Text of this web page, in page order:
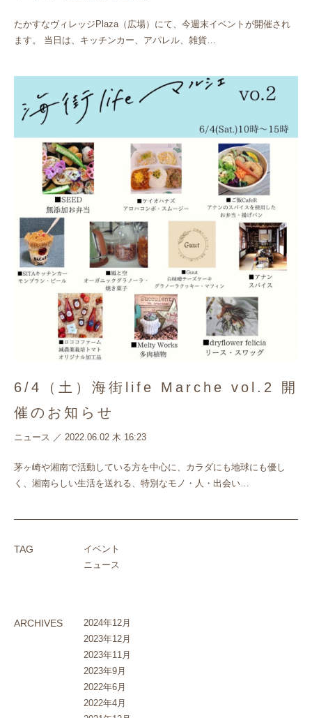
たかすなヴィレッジPlaza（広場）にて、今週末イベントが開催され
ます。 当日は、キッチンカー、アパレル、雑貨…
6/4（土）海街life Marche vol.2 開
催のお知らせ
ニュース ／ 2022.06.02 木 16:23
茅ヶ崎や湘南で活動している方を中心に、カラダにも地球にも優し
く、湘南らしい生活を送れる、特別なモノ・人・出会い…
TAG
イベント
ニュース
ARCHIVES
2024年12月
2023年12月
2023年11月
2023年9月
2022年6月
2022年4月